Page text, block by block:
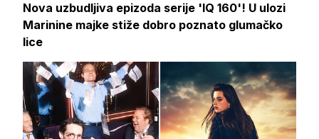
Nova uzbudljiva epizoda serije 'IQ 160'! U ulozi
Marinine majke stiže dobro poznato glumačko
lice